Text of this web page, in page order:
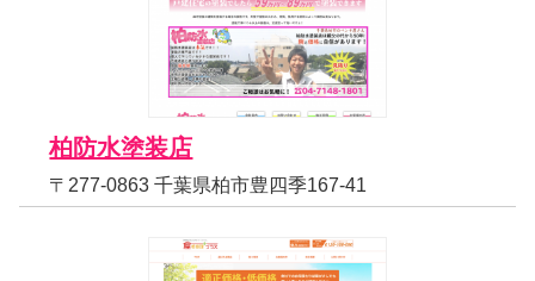
柏防水塗装店
〒277-0863 千葉県柏市豊四季167-41